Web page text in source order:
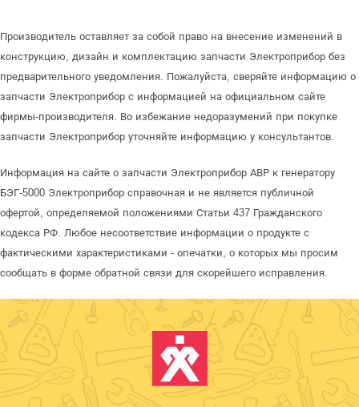
Производитель оставляет за собой право на внесение изменений в
конструкцию, дизайн и комплектацию запчасти Электроприбор без
предварительного уведомления. Пожалуйста, сверяйте информацию о
запчасти Электроприбор с информацией на официальном сайте
фирмы-производителя. Во избежание недоразумений при покупке
запчасти Электроприбор уточняйте информацию у консультантов.
Информация на сайте о запчасти Электроприбор АВР к генератору
БЭГ-5000 Электроприбор справочная и не является публичной
офертой, определяемой положениями Статьи 437 Гражданского
кодекса РФ. Любое несоответствие информации о продукте с
фактическими характеристиками - опечатки, о которых мы просим
сообщать в форме обратной связи для скорейшего исправления.